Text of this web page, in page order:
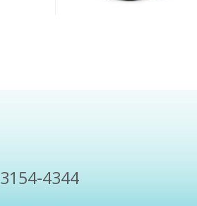
3154-4344